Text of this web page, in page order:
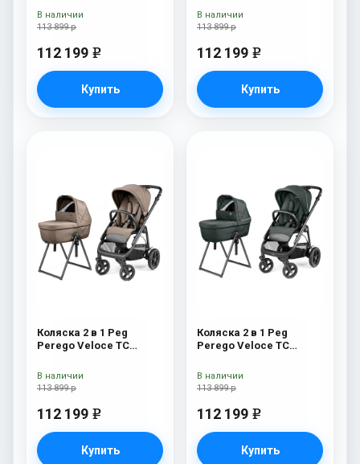
New
113 899 р
112 199 e
Купить
В наличии
113 899 р
112 199 e
Купить
В наличии
Коляска 2 в 1 Peg
Perego Veloce TC
New
113 899 р
112 199 e
Купить
В наличии
Коляска 2 в 1 Peg
Perego Veloce TC
113 899 р
112 199 e
Купить
В наличии